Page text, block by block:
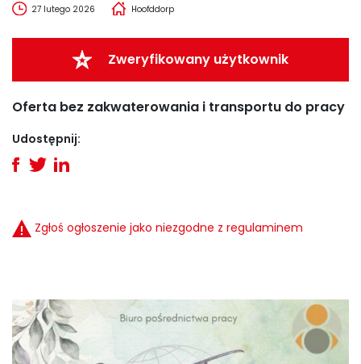
27 lutego 2026 Hoofddorp
Zweryfikowany użytkownik
Oferta bez zakwaterowania i transportu do pracy
Udostępnij:
Zgłoś ogłoszenie jako niezgodne z regulaminem